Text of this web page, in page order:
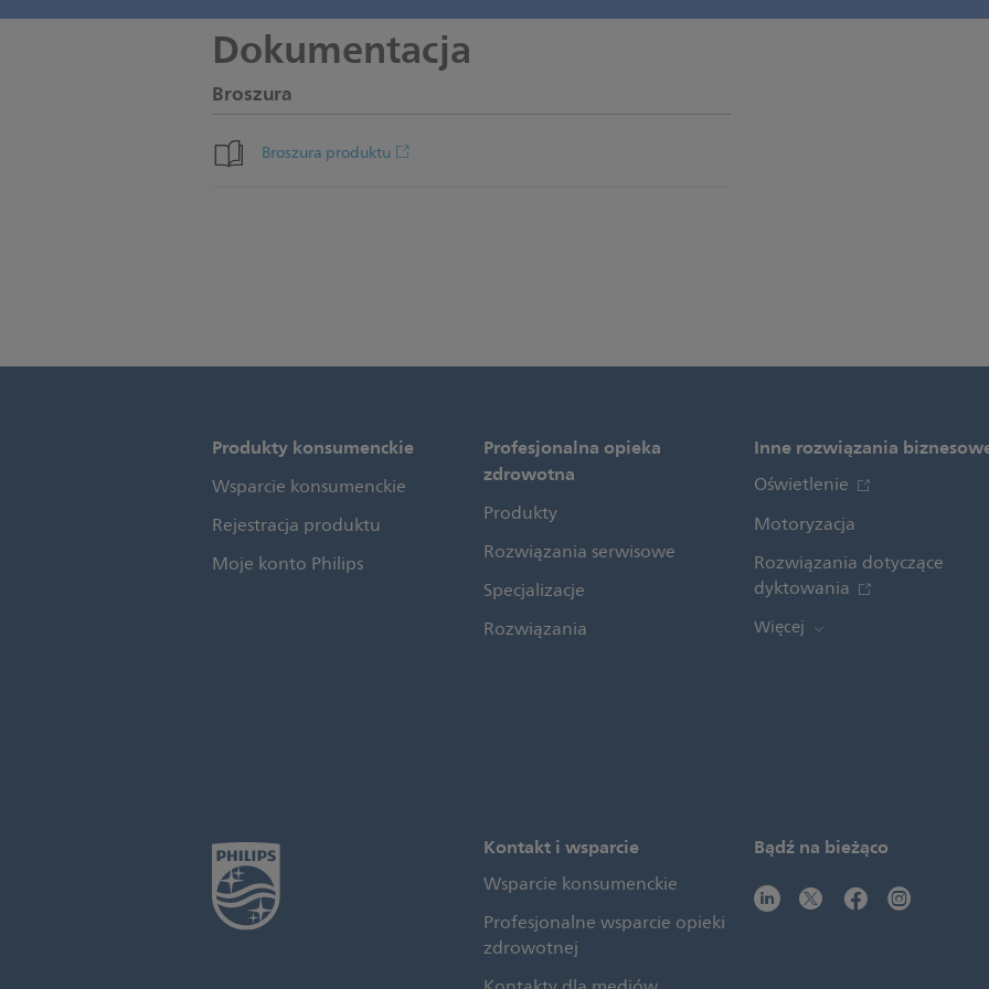
Dokumentacja
Broszura
Broszura produktu
Produkty konsumenckie
Wsparcie konsumenckie
Rejestracja produktu
Moje konto Philips
Profesjonalna opieka
zdrowotna
Produkty
Rozwiązania serwisowe
Specjalizacje
Rozwiązania
Inne rozwiązania
Oświetlenie
Motoryzacja
Rozwiązania dotyczące
dyktowania
Więcej
Kontakt i wsparcie
Wsparcie konsumenckie
Profesjonalne wsparcie opieki
zdrowotnej
Bądź na bieżąco